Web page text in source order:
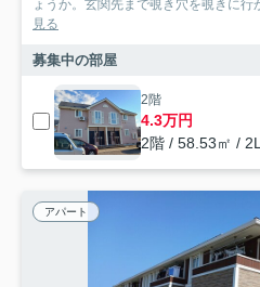
ょうか。玄関先まで覗き穴を覗きに行
見る
募集中の部屋
2階
4.3万円
2階 / 58.53㎡ /
アパート